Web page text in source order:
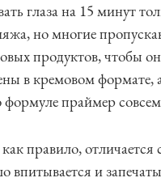
глаза на 15 минут
но многие
продуктов, чтобы
в кремовом
праймер
правило, отличается
впитывается и